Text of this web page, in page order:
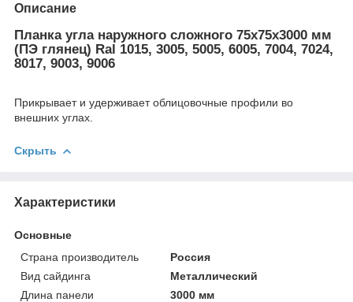
Описание
Планка угла наружного сложного 75x75x3000 мм
(ПЭ глянец) Ral 1015, 3005, 5005, 6005, 7004, 7024,
8017, 9003, 9006
Прикрывает и удерживает облицовочные профили во
внешних углах.
Скрыть
Характеристики
Основные
Страна производитель
Россия
Вид сайдинга
Металлический
Длина панели
3000 мм